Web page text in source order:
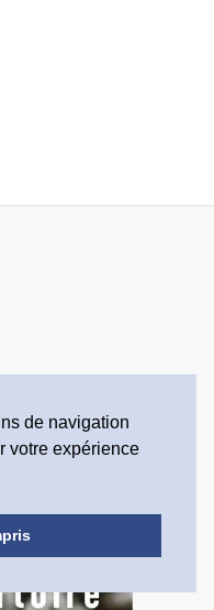
de navigation
votre expérience